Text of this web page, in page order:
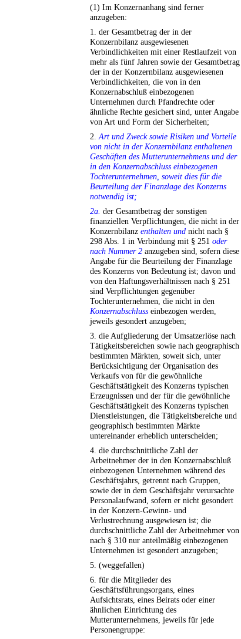
(1) Im Konzernanhang sind ferner
anzugeben:
1. der Gesamtbetrag der in der
Konzernbilanz ausgewiesenen
Verbindlichkeiten mit einer Restlaufzeit von
mehr als fünf Jahren sowie der Gesamtbetrag
der in der Konzernbilanz ausgewiesenen
Verbindlichkeiten, die von in den
Konzernabschluß einbezogenen
Unternehmen durch Pfandrechte oder
ähnliche Rechte gesichert sind, unter Angabe
von Art und Form der Sicherheiten;
2.Art und Zweck sowie Risiken und Vorteile
von nicht in der Konzernbilanz enthaltenen
Geschäften des Mutterunternehmens und der
in den Konzernabschluss einbezogenen
Tochterunternehmen, soweit dies für die
Beurteilung der Finanzlage des Konzerns
notwendig ist;
2a. der Gesamtbetrag der sonstigen
finanziellen Verpflichtungen, die nicht in der
Konzernbilanz enthalten und nicht nach §
298 Abs. 1 in Verbindung mit § 251 oder
nach Nummer 2 anzugeben sind, sofern diese
Angabe für die Beurteilung der Finanzlage
des Konzerns von Bedeutung ist; davon und
von den Haftungsverhältnissen nach § 251
sind Verpflichtungen gegenüber
Tochterunternehmen, die nicht in den
Konzernabschluss einbezogen werden,
jeweils gesondert anzugeben;
3. die Aufgliederung der Umsatzerlöse nach
Tätigkeitsbereichen sowie nach geographisch
bestimmten Märkten, soweit sich, unter
Berücksichtigung der Organisation des
Verkaufs von für die gewöhnliche
Geschäftstätigkeit des Konzerns typischen
Erzeugnissen und der für die gewöhnliche
Geschäftstätigkeit des Konzerns typischen
Dienstleistungen, die Tätigkeitsbereiche und
geographisch bestimmten Märkte
untereinander erheblich unterscheiden;
4. die durchschnittliche Zahl der
Arbeitnehmer der in den Konzernabschluß
einbezogenen Unternehmen während des
Geschäftsjahrs, getrennt nach Gruppen,
sowie der in dem Geschäftsjahr verursachte
Personalaufwand, sofern er nicht gesondert
in der Konzern-Gewinn- und
Verlustrechnung ausgewiesen ist; die
durchschnittliche Zahl der Arbeitnehmer von
nach § 310 nur anteilmäßig einbezogenen
Unternehmen ist gesondert anzugeben;
5. (weggefallen)
6. für die Mitglieder des
Geschäftsführungsorgans, eines
Aufsichtsrats, eines Beirats oder einer
ähnlichen Einrichtung des
Mutterunternehmens, jeweils für jede
Personengruppe: